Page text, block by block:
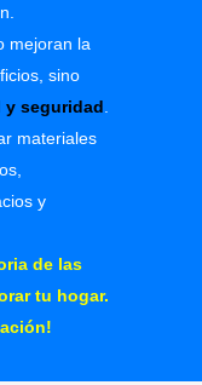
mejoran la
sino
y seguridad.
materiales
y
de las
tu hogar.